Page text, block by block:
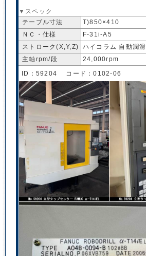
▼スペック
テーブル寸法
T)850×410
ＮＣ・仕様
F-31i-A5
ストローク(X,Y,Z)
ハイコラム 自動潤滑
主軸rpm/段
24,000rpm
ID：59204 コード：0102-06